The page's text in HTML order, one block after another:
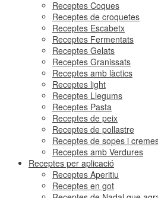
Receptes Coques
Receptes de croquetes
Receptes Escabetx
Receptes Fermentats
Receptes Gelats
Receptes Granissats
Receptes amb làctics
Receptes light
Receptes Llegums
Receptes Pasta
Receptes de peix
Receptes de pollastre
Receptes de sopes i
Receptes amb Verdures
Receptes per aplicació
Receptes Aperitiu
Receptes en got